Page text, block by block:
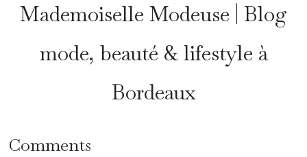
Mademoiselle Modeuse | Blog
mode, beauté & lifestyle à
Bordeaux
Comments